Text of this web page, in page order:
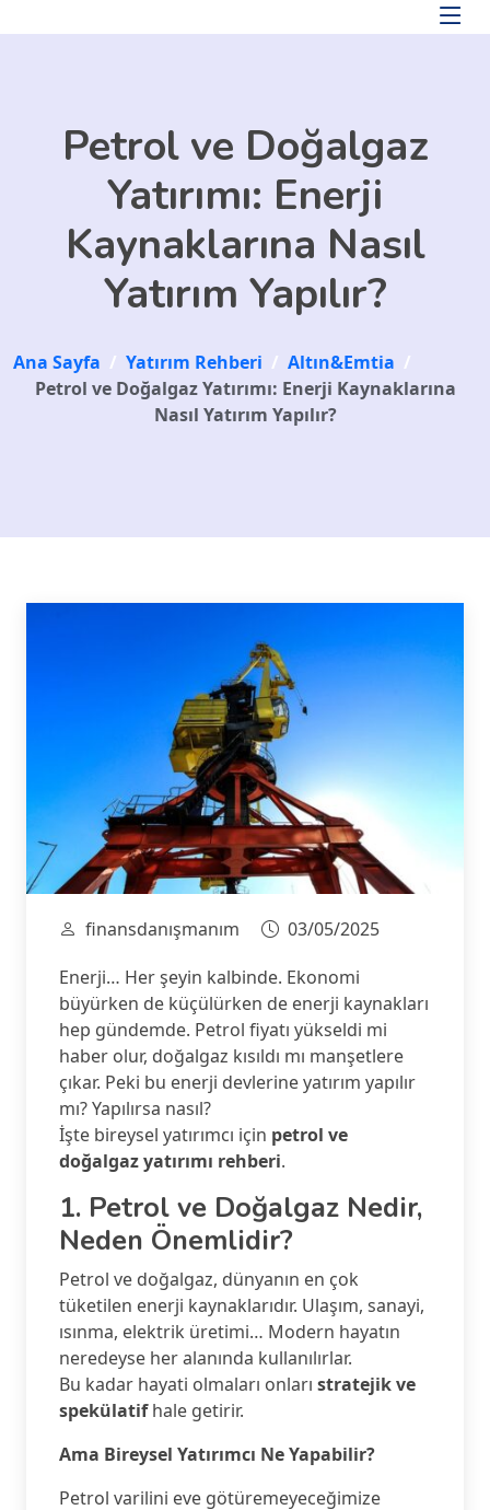
Petrol ve Doğalgaz
Yatırımı: Enerji
Kaynaklarına Nasıl
Yatırım Yapılır?
Ana Sayfa / Yatırım Rehberi / Altın&Emtia /
Petrol ve Doğalgaz Yatırımı: Enerji Kaynaklarına
Nasıl Yatırım Yapılır?
finansdanışmanım
03/05/2025
Enerji… Her şeyin kalbinde. Ekonomi
büyürken de küçülürken de enerji kaynakları
hep gündemde. Petrol fiyatı yükseldi mi
haber olur, doğalgaz kısıldı mı manşetlere
çıkar. Peki bu enerji devlerine yatırım yapılır
mı? Yapılırsa nasıl?
İşte bireysel yatırımcı için petrol ve
doğalgaz yatırımı rehberi.
1. Petrol ve Doğalgaz Nedir,
Neden Önemlidir?
Petrol ve doğalgaz, dünyanın en çok
tüketilen enerji kaynaklarıdır. Ulaşım, sanayi,
ısınma, elektrik üretimi… Modern hayatın
neredeyse her alanında kullanılırlar.
Bu kadar hayati olmaları onları stratejik ve
spekülatifhale getirir.
Ama Bireysel Yatırımcı Ne Yapabilir?
Petrol varilini eve götüremeyeceğimize